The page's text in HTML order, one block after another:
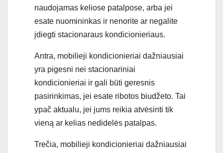
naudojamas keliose patalpose, arba jei
esate nuomininkas ir nenorite ar negalite
įdiegti stacionaraus kondicionieriaus.
Antra, mobilieji kondicionieriai dažniausiai
yra pigesni nei stacionariniai
kondicionieriai ir gali būti geresnis
pasirinkimas, jei esate ribotos biudžeto. Tai
ypač aktualu, jei jums reikia atvėsinti tik
vieną ar kelias nedidelės patalpas.
Trečia, mobilieji kondicionieriai dažniausiai